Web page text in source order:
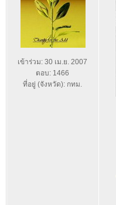
เข้าร่วม: 30 เม.ย. 2007
ตอบ: 1466
ที่อยู่ (จังหวัด): กทม.